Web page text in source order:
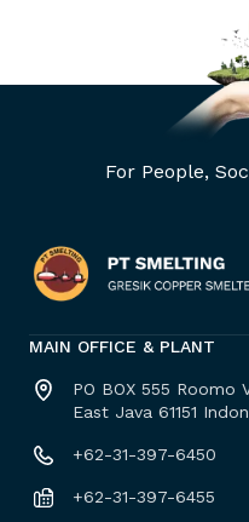
For People,
MAIN OFFICE & PLANT
PO BOX 555 Roomo
East Java 61151
+62-31-397-6450
+62-31-397-6455